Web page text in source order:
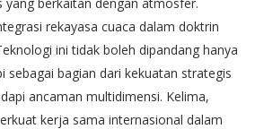
rekayasa cuaca dalam doktrin
ini tidak boleh dipandang hanya
sebagai bagian dari kekuatan strategis
ancaman multidimensi. Kelima,
kerja sama internasional dalam